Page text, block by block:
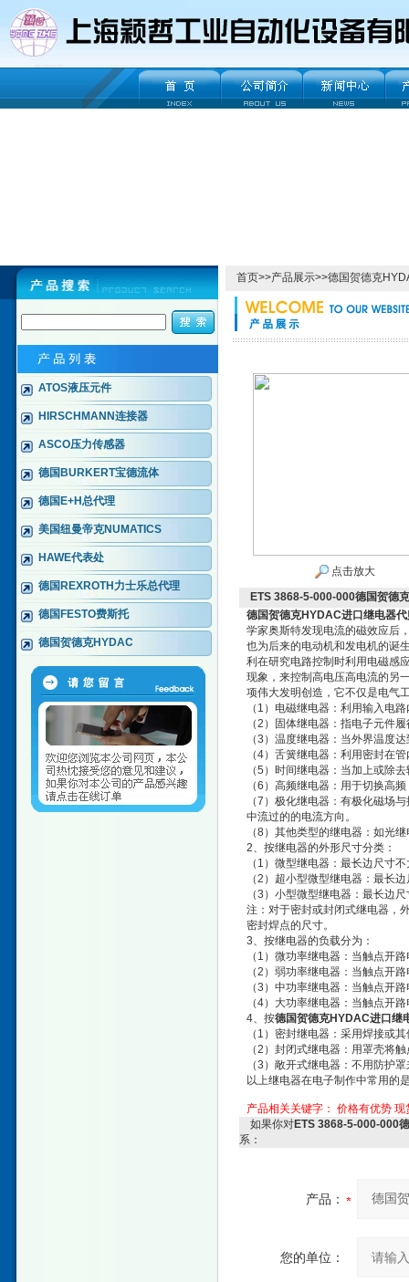
ATOS液压元件
HIRSCHMANN连接器
ASCO压力传感器
德国BURKERT宝德流体
德国E+H总代理
美国纽曼帝克NUMATICS
HAWE代表处
德国REXROTH力士乐总代理
德国FESTO费斯托
德国贺德克HYDAC
首页>>产品展示>>德国贺德克
点击放大
ETS 3868-5-000-000德国贺德
德国贺德克HYDAC进口继电器代
学家奥斯特发现电流的磁效应后
也为后来的电动机和发电机的诞
利在研究电路控制时利用电磁感
现象，来控制高电压高电流的另
项伟大发明创造，它不仅是电气
（1）电磁继电器：利用输入电
（2）固体继电器：指电子元件
（3）温度继电器：当外界温度
（4）舌簧继电器：利用密封在
（5）时间继电器：当加上或除
（6）高频继电器：用于切换高
（7）极化继电器：有极化磁场
中流过的的电流方向。
（8）其他类型的继电器：如光
2、按继电器的外形尺寸分类：
（1）微型继电器：最长边尺寸
（2）超小型微型继电器：最长
（3）小型微型继电器：最长边
注：对于密封或封闭式继电器，
密封焊点的尺寸。
3、按继电器的负载分为：
（1）微功率继电器：当触点开
（2）弱功率继电器：当触点开
（3）中功率继电器：当触点开
（4）大功率继电器：当触点
4、按德国贺德克HYDAC进口继
（1）密封继电器：采用焊接或
（2）封闭式继电器：用罩壳将
（3）敞开式继电器：不用防护
以上继电器在电子制作中常用的
产品相关关键字： 价格有优势 现
如果你对ETS 3868-5-000-000
系：
产品：
您的单位：